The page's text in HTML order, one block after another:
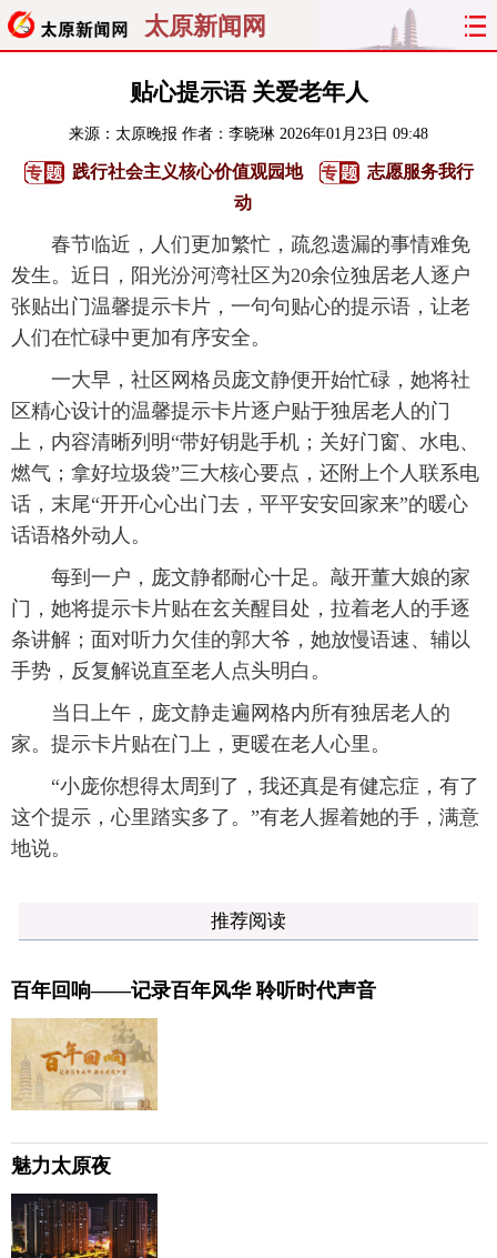
太原新闻网
聚焦 太原
经济 关注 文明 出行
旅游 理财 政务 教育
看天下 晋月读 最太原 网罗民生
贴心提示语 关爱老年人
来源： 太原晚报 作者：李晓琳 2026年01月23日 09:48
践行社会主义核心价值观园地
志愿服务我行
动
春节临近，人们更加繁忙，疏忽遗漏的事情难免
发生。近日，阳光汾河湾社区为20余位独居老人逐户
张贴出门温馨提示卡片，一句句贴心的提示语，让老
人们在忙碌中更加有序安全。
一大早，社区网格员庞文静便开始忙碌，她将社
区精心设计的温馨提示卡片逐户贴于独居老人的门
上，内容清晰列明“带好钥匙手机；关好门窗、水电、
燃气；拿好垃圾袋”三大核心要点，还附上个人联系电
话，末尾“开开心心出门去，平平安安回家来”的暖心
话语格外动人。
每到一户，庞文静都耐心十足。敲开董大娘的家
门，她将提示卡片贴在玄关醒目处，拉着老人的手逐
条讲解；面对听力欠佳的郭大爷，她放慢语速、辅以
手势，反复解说直至老人点头明白。
当日上午，庞文静走遍网格内所有独居老人的
家。提示卡片贴在门上，更暖在老人心里。
“小庞你想得太周到了，我还真是有健忘症，有了
这个提示，心里踏实多了。”有老人握着她的手，满意
地说。
推荐阅读
百年回响——记录百年风华 聆听时代声音
魅力太原夜